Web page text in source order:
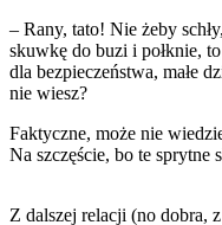
– Rany, tato! Nie żeby
skuwkę do buzi i połknie,
dla bezpieczeństwa, małe
nie wiesz?
Faktyczne, może nie
Na szczęście, bo te
Z dalszej relacji (no dobra,